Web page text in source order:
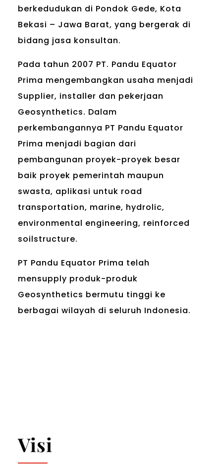
berkedudukan di Pondok Gede, Kota
Bekasi – Jawa Barat, yang bergerak di
bidang jasa konsultan.
Pada tahun 2007 PT. Pandu Equator
Prima mengembangkan usaha menjadi
Supplier, installer dan pekerjaan
Geosynthetics. Dalam
perkembangannya PT Pandu Equator
Prima menjadi bagian dari
pembangunan proyek-proyek besar
baik proyek pemerintah maupun
swasta, aplikasi untuk road
transportation, marine, hydrolic,
environmental engineering, reinforced
soilstructure.
PT Pandu Equator Prima telah
mensupply produk-produk
Geosynthetics bermutu tinggi ke
berbagai wilayah di seluruh Indonesia.
Visi